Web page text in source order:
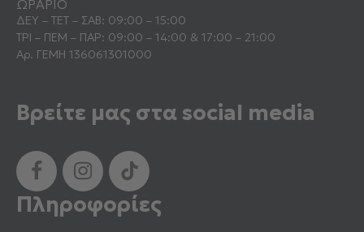
ΩΡΑΡΙΟ
ΔΕΥ – ΤΕΤ – ΣΑΒ: 09:00 – 15:00
ΤΡΙ – ΠΕΜ – ΠΑΡ: 09:00 – 14:00 & 17:00 – 21:00
Αρ. ΓΕΜΗ 136061301000
Βρείτε μας στα social media
Πληροφορίες